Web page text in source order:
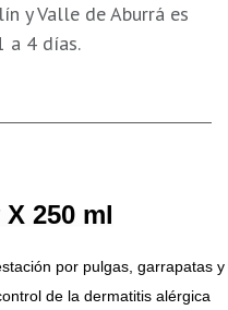
y Valle de Aburrá es
a 4 días.
250 ml
por pulgas, garrapatas y
de la dermatitis alérgica